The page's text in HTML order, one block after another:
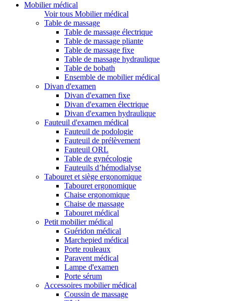
Mobilier médical
Voir tous Mobilier médical
Table de massage
Table de massage électrique
Table de massage pliante
Table de massage fixe
Table de massage hydraulique
Table de bobath
Ensemble de mobilier médical
Divan d'examen
Divan d'examen fixe
Divan d'examen électrique
Divan d'examen hydraulique
Fauteuil d'examen médical
Fauteuil de podologie
Fauteuil de prélèvement
Fauteuil ORL
Table de gynécologie
Fauteuils d’hémodialyse
Tabouret et siège ergonomique
Tabouret ergonomique
Chaise ergonomique
Chaise de massage
Tabouret médical
Petit mobilier médical
Guéridon médical
Marchepied médical
Porte rouleaux
Paravent médical
Lampe d'examen
Porte sérum
Accessoires mobilier médical
Coussin de massage